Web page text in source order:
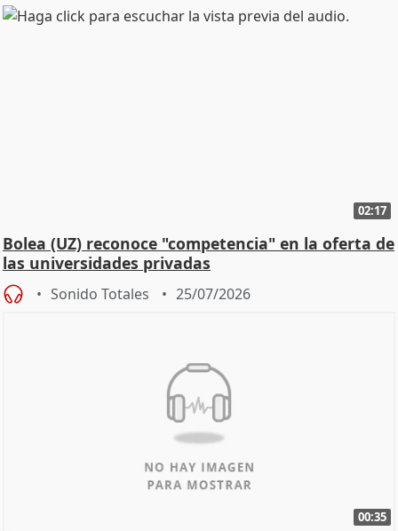
02:17
Bolea (UZ) reconoce "competencia" en la oferta de
las universidades privadas
Sonido Totales 25/07/2026
00:35